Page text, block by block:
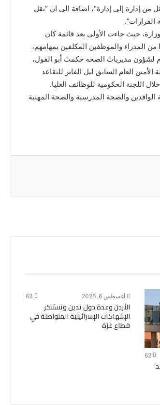
من إدارة إلى إدارة“، اضافة الى ان ”نقل
حیث جاءت الأولى بعد قائمة كان
المدراء والموظفین المكلفین بمھامھم،
لشؤون مدیریات الصحة حكمت أبو الفول،
العام السابق لیل الفایز للتقاعد
اللجنة الحكومیة للوظائف العلیا.
وصحة الوافدین والصحة المدرسیة والصحة المھنیة
62
أغسطس 6, 2026 63
الأردن وعدة دول تدين وتستنكر
الإنتهاكات الإسرائيلية المتواصلة في
قطاع غزة